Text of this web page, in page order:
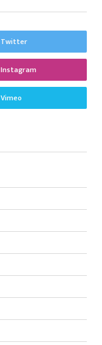
Twitter
Instagram
Vimeo